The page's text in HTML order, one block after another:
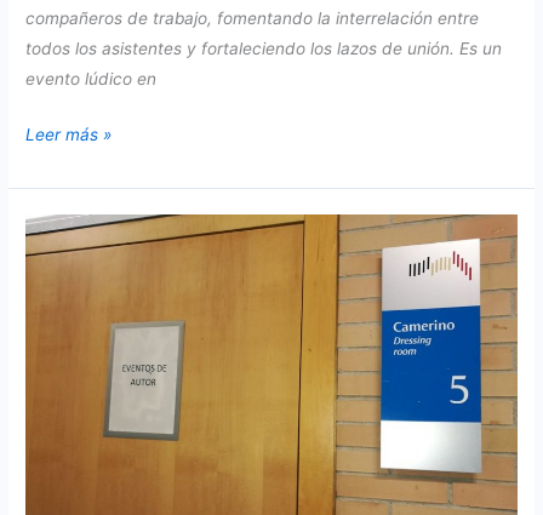
compañeros de trabajo, fomentando la interrelación entre
todos los asistentes y fortaleciendo los lazos de unión. Es un
evento lúdico en
Family
para
las
empresas.
empleados.
Leer más »